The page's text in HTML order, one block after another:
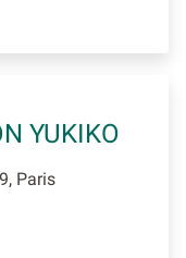
YUKIKO
Paris